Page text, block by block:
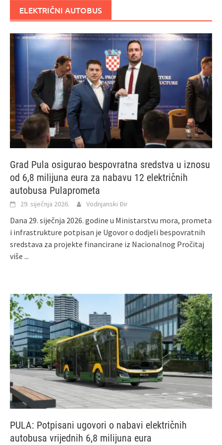
ELEKTRIČNI AUTOBUS
Grad Pula osigurao bespovratna sredstva u iznosu
od 6,8 milijuna eura za nabavu 12 električnih
autobusa Pulaprometa
29. siječnja 2026. Vodnjanski Đir
Dana 29. siječnja 2026. godine u Ministarstvu mora, prometa
i infrastrukture potpisan je Ugovor o dodjeli bespovratnih
sredstava za projekte financirane iz Nacionalnog Pročitaj
više ...
PULA: Potpisani ugovori o nabavi električnih
autobusa vrijednih 6,8 milijuna eura